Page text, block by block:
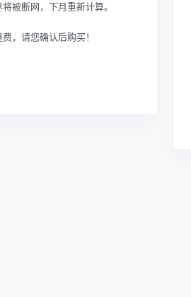
被断网，下月重新计算。
，请您确认后购买！